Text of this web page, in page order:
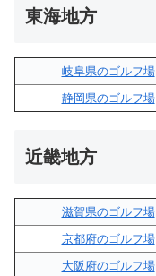
東海地方
岐阜県のゴルフ場
静岡県のゴルフ場
近畿地方
滋賀県のゴルフ場
京都府のゴルフ場
大阪府のゴルフ場